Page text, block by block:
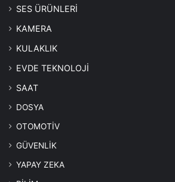
SES ÜRÜNLERİ
KAMERA
KULAKLIK
EVDE TEKNOLOJİ
SAAT
DOSYA
OTOMOTİV
GÜVENLİK
YAPAY ZEKA